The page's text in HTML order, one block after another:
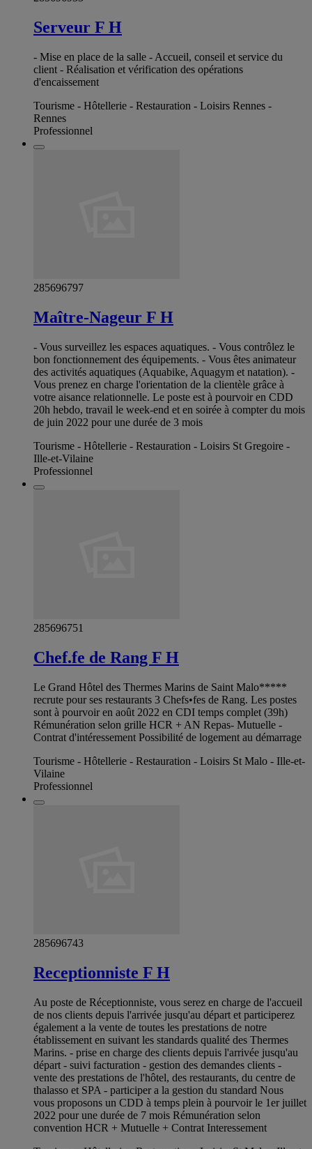
Serveur F H
- Mise en place de la salle - Accueil, conseil et service du
client - Réalisation et vérification des opérations
d'encaissement
Tourisme - Hôtellerie - Restauration - Loisirs Rennes -
Rennes
Professionnel
285696797
Maître-Nageur F H
- Vous surveillez les espaces aquatiques. - Vous contrôlez le
bon fonctionnement des équipements. - Vous êtes animateur
des activités aquatiques (Aquabike, Aquagym et natation). -
Vous prenez en charge l'orientation de la clientèle grâce à
votre aisance relationnelle. Le poste est à pourvoir en CDD
20h hebdo, travail le week-end et en soirée à compter du mois
de juin 2022 pour une durée de 3 mois
Tourisme - Hôtellerie - Restauration - Loisirs St Gregoire -
Ille-et-Vilaine
Professionnel
285696751
Chef.fe de Rang F H
Le Grand Hôtel des Thermes Marins de Saint Malo*****
recrute pour ses restaurants 3 Chefs•fes de Rang. Les postes
sont à pourvoir en août 2022 en CDI temps complet (39h)
Rémunération selon grille HCR + AN Repas- Mutuelle -
Contrat d'intéressement Possibilité de logement au démarrage
Tourisme - Hôtellerie - Restauration - Loisirs St Malo - Ille-et-
Vilaine
Professionnel
285696743
Receptionniste F H
Au poste de Réceptionniste, vous serez en charge de l'accueil
de nos clients depuis l'arrivée jusqu'au départ et participerez
également a la vente de toutes les prestations de notre
établissement en suivant les standards qualité des Thermes
Marins. - prise en charge des clients depuis l'arrivée jusqu'au
départ - suivi facturation - gestion des demandes clients -
vente des prestations de l'hôtel, des restaurants, du centre de
thalasso et SPA - participer a la gestion du standard Nous
vous proposons un CDD à temps plein à pourvoir le 1er juillet
2022 pour une durée de 7 mois Rémunération selon
convention HCR + Mutuelle + Contrat Interessement